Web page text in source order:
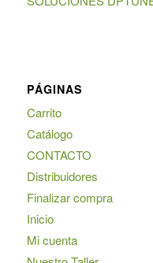
PÁGINAS
Carrito
Catálogo
CONTACTO
Distribuidores
Finalizar compra
Inicio
Mi cuenta